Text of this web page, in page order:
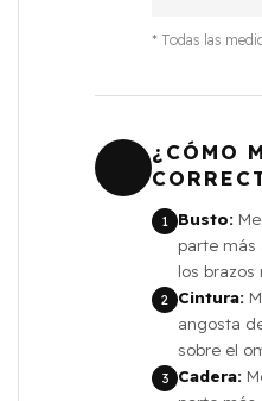
* Todas las
¿CÓMO
1 Busto:
parte más
los brazos
2 Cintura:
angosta
sobre el
3 Cadera: